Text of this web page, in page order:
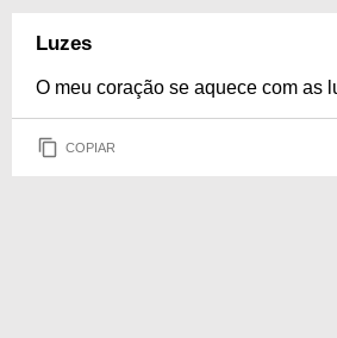
Luzes
O meu coração se aquece com as
COPIAR